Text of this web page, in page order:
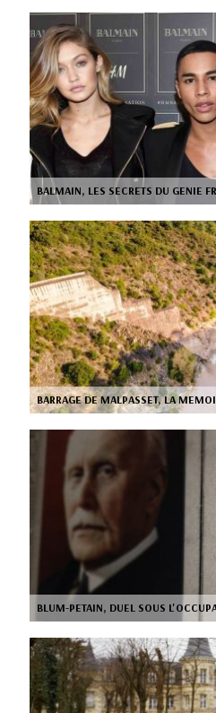
BALMAIN, LES SECRETS DU GENIE
BARRAGE DE MALPASSET, LA
BLUM-PETAIN, DUEL SOUS